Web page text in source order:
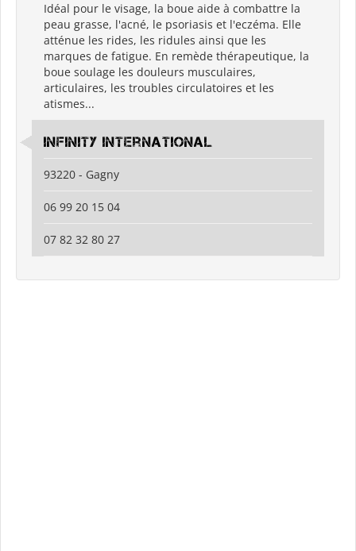
Idéal pour le visage, la boue aide à combattre la
peau grasse, l'acné, le psoriasis et l'eczéma. Elle
atténue les rides, les ridules ainsi que les
marques de fatigue. En remède thérapeutique, la
boue soulage les douleurs musculaires,
articulaires, les troubles circulatoires et les
atismes...
Infinity International
93220 - Gagny
06 99 20 15 04
07 82 32 80 27